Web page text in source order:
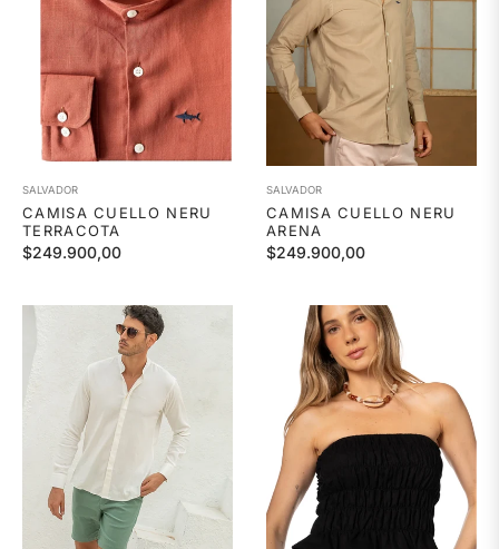
SALVADOR
CAMISA CUELLO NERU
TERRACOTA
Precio
$249.900,00
SALVADOR
CAMISA CUELLO NERU
ARENA
Precio
$249.900,00